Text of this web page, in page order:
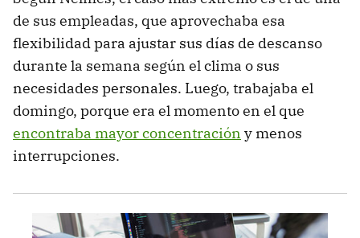
de sus empleadas, que aprovechaba esa
flexibilidad para ajustar sus días de descanso
durante la semana según el clima o sus
necesidades personales. Luego, trabajaba el
domingo, porque era el momento en el que
encontraba mayor concentración y menos
interrupciones.